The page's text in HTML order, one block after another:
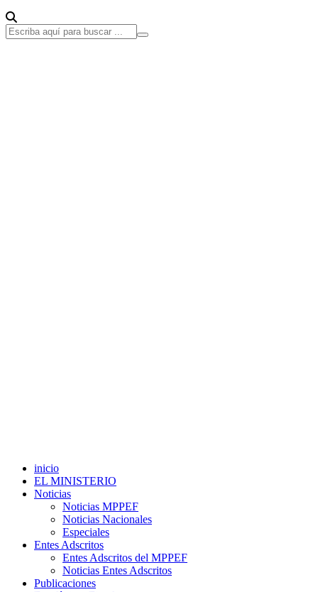
inicio
EL MINISTERIO
Noticias
Noticias MPPEF
Noticias Nacionales
Especiales
Entes Adscritos
Entes Adscritos del MPPEF
Noticias Entes Adscritos
Publicaciones